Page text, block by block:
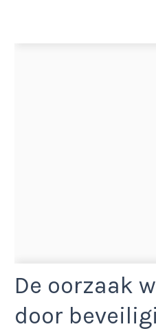
De oorzaak
door